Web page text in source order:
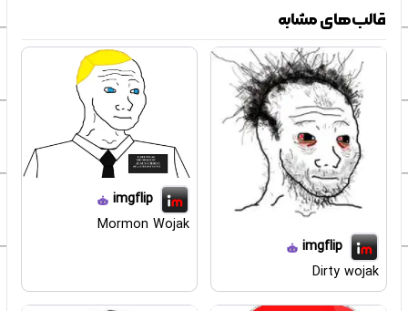
قالب‌های مشابه
imgflip
Dirty wojak
imgflip
Mormon Wojak